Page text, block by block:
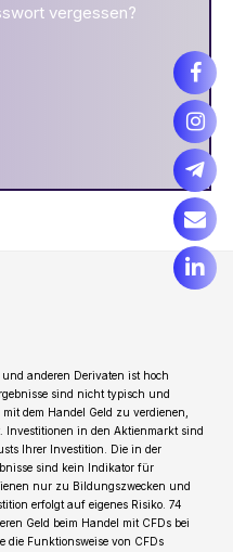
vergessen?
anderen Derivaten ist hoch
sind nicht typisch und
dem Handel Geld zu verdienen,
Investitionen in den Aktienmarkt sind
Ihrer Investition. Die in der
sind kein Indikator für
nur zu Bildungszwecken und
erfolgt auf eigenes Risiko. 74
Geld beim Handel mit CFDs bei
die Funktionsweise von CFDs